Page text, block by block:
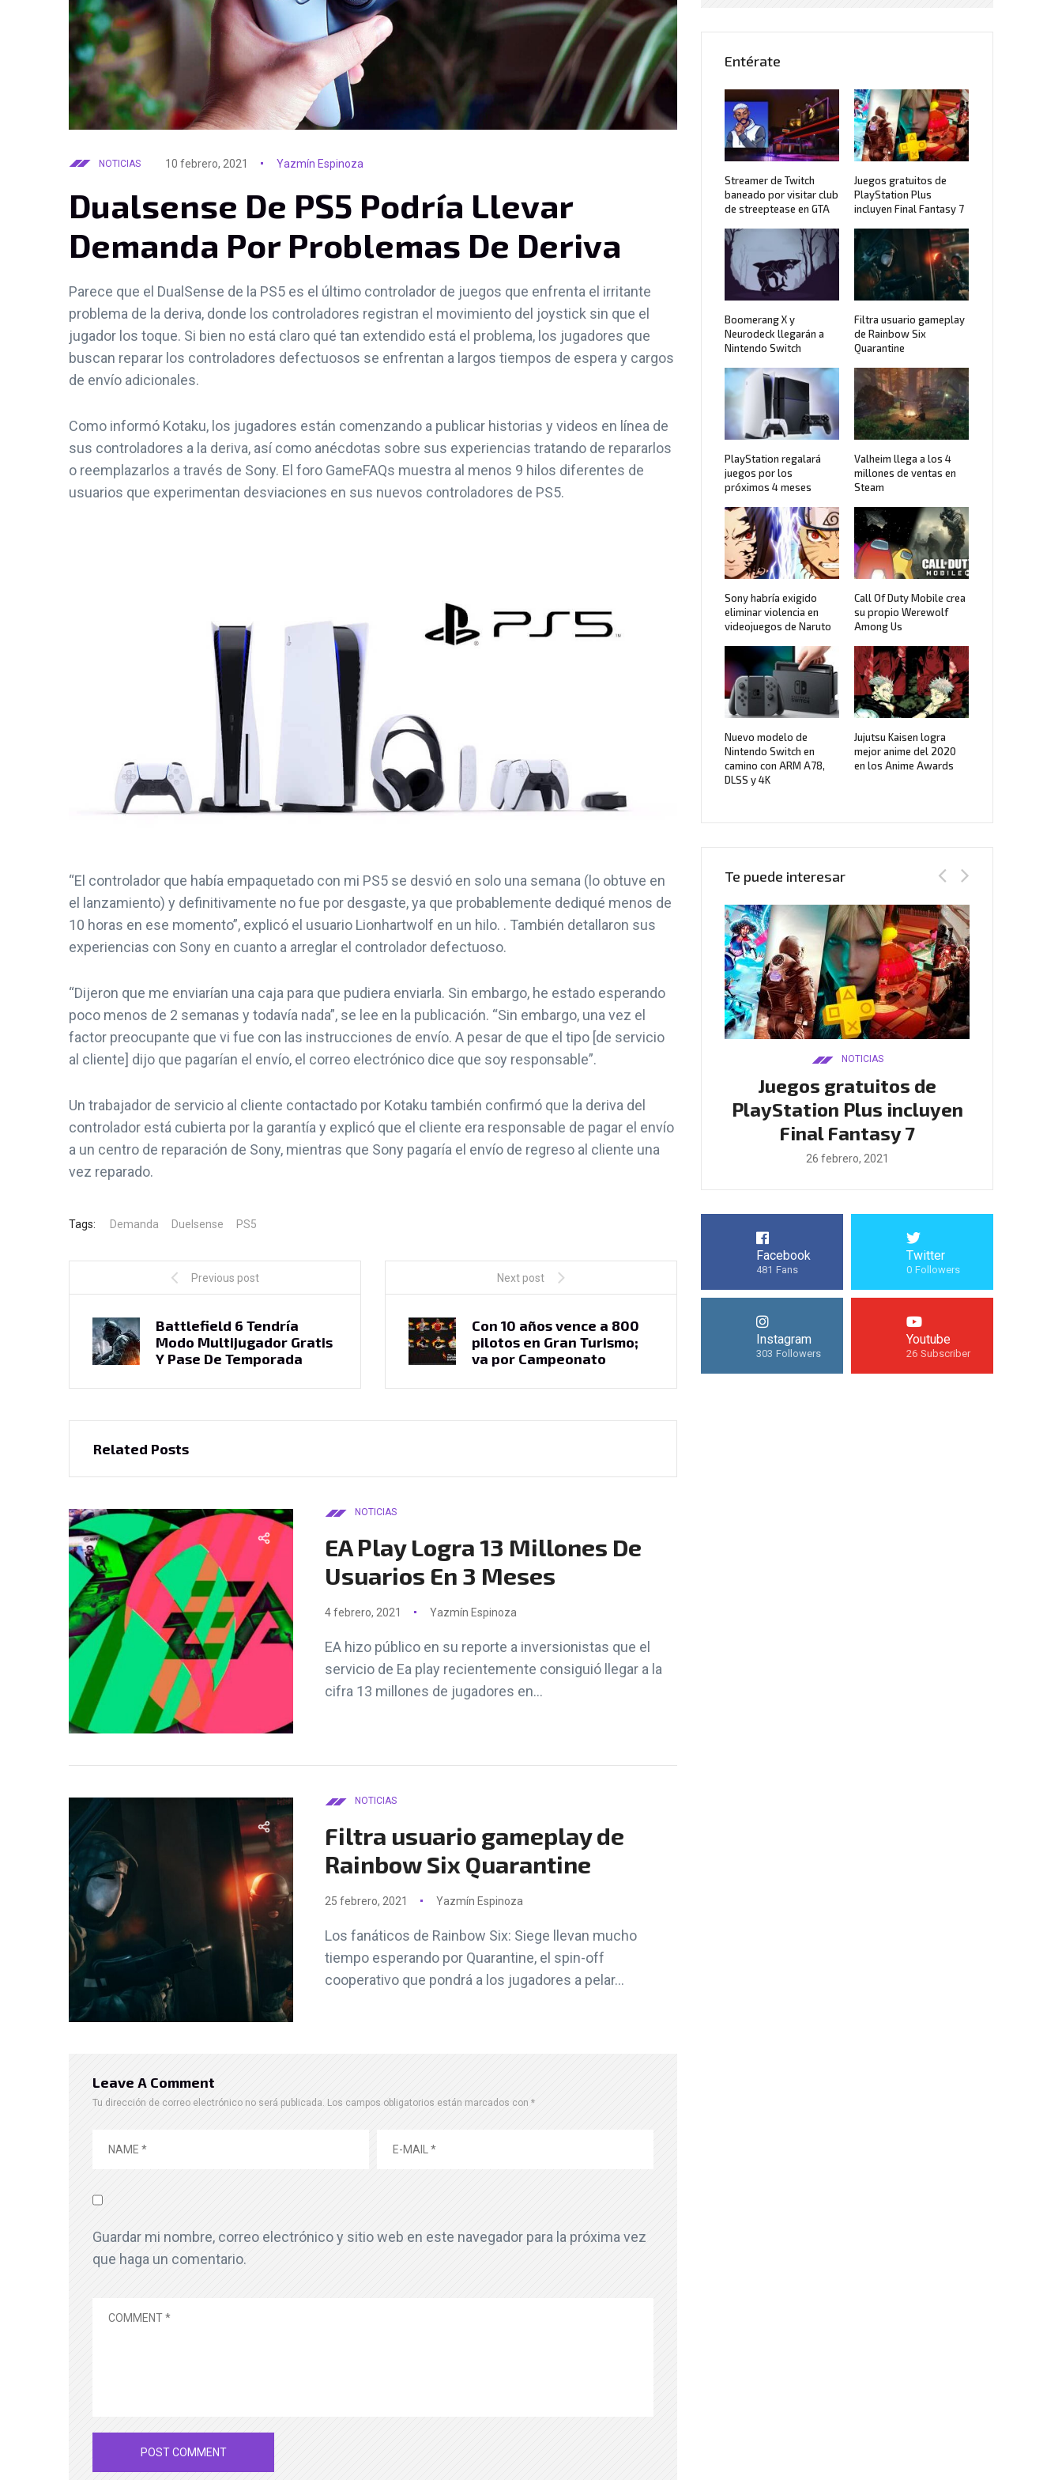
NOTICIAS 10 febrero, 2021 Yazmín Espinoza
Dualsense De PS5 Podría Llevar
Demanda Por Problemas De Deriva
Parece que el DualSense de la PS5 es el último controlador de juegos que enfrenta el irritante
problema de la deriva, donde los controladores registran el movimiento del joystick sin que el
jugador los toque. Si bien no está claro qué tan extendido está el problema, los jugadores que
buscan reparar los controladores defectuosos se enfrentan a largos tiempos de espera y cargos
de envío adicionales.
Como informó Kotaku, los jugadores están comenzando a publicar historias y videos en línea de
sus controladores a la deriva, así como anécdotas sobre sus experiencias tratando de repararlos
o reemplazarlos a través de Sony. El foro GameFAQs muestra al menos 9 hilos diferentes de
usuarios que experimentan desviaciones en sus nuevos controladores de PS5.
“El controlador que había empaquetado con mi PS5 se desvió en solo una semana (lo obtuve en
el lanzamiento) y definitivamente no fue por desgaste, ya que probablemente dediqué menos de
10 horas en ese momento”, explicó el usuario Lionhartwolf en un hilo. . También detallaron sus
experiencias con Sony en cuanto a arreglar el controlador defectuoso.
“Dijeron que me enviarían una caja para que pudiera enviarla. Sin embargo, he estado esperando
poco menos de 2 semanas y todavía nada”, se lee en la publicación. “Sin embargo, una vez el
factor preocupante que vi fue con las instrucciones de envío. A pesar de que el tipo [de servicio
al cliente] dijo que pagarían el envío, el correo electrónico dice que soy responsable”.
Un trabajador de servicio al cliente contactado por Kotaku también confirmó que la deriva del
controlador está cubierta por la garantía y explicó que el cliente era responsable de pagar el envío
a un centro de reparación de Sony, mientras que Sony pagaría el envío de regreso al cliente una
vez reparado.
Tags: Demanda Duelsense PS5
Previous post
Battlefield 6 Tendría
Modo Multijugador Gratis
Y Pase De Temporada
Next post
Con 10 años vence a 800
pilotos en Gran Turismo;
va por Campeonato
Related Posts
NOTICIAS
EA Play Logra 13 Millones De
Usuarios En 3 Meses
4 febrero, 2021 Yazmín Espinoza
EA hizo público en su reporte a inversionistas que el
servicio de Ea play recientemente consiguió llegar a la
cifra 13 millones de jugadores en...
NOTICIAS
Filtra usuario gameplay de
Rainbow Six Quarantine
25 febrero, 2021 Yazmín Espinoza
Los fanáticos de Rainbow Six: Siege llevan mucho
tiempo esperando por Quarantine, el spin-off
cooperativo que pondrá a los jugadores a pelar...
Leave A Comment
Tu dirección de correo electrónico no será publicada. Los campos obligatorios están marcados con *
Guardar mi nombre, correo electrónico y sitio web en este navegador para la próxima vez
que haga un comentario.
Entérate
Streamer de Twitch
baneado por visitar club
de streeptease en GTA
Juegos gratuitos de
PlayStation Plus
incluyen Final Fantasy 7
Boomerang X y
Neurodeck llegarán a
Nintendo Switch
Filtra usuario gameplay
de Rainbow Six
Quarantine
PlayStation regalará
juegos por los
próximos 4 meses
Valheim llega a los 4
millones de ventas en
Steam
Sony habría exigido
eliminar violencia en
videojuegos de Naruto
Call Of Duty Mobile crea
su propio Werewolf
Among Us
Nuevo modelo de
Nintendo Switch en
camino con ARM A78,
DLSS y 4K
Jujutsu Kaisen logra
mejor anime del 2020
en los Anime Awards
Te puede interesar
NOTICIAS
Kimi No Na wa En
Ganancias Globales
15 febrero, 2021
NOTICIAS
Colectiva Por El Drift De
Los DualSense
15 febrero, 2021
baneado por visitar club de
streeptease en GTA
26 febrero, 2021
NOTICIAS
Juegos gratuitos de
PlayStation Plus incluyen
Final Fantasy 7
26 febrero, 2021
Facebook
481 Fans
Twitter
0 Followers
Instagram
303 Followers
Youtube
26 Subscriber